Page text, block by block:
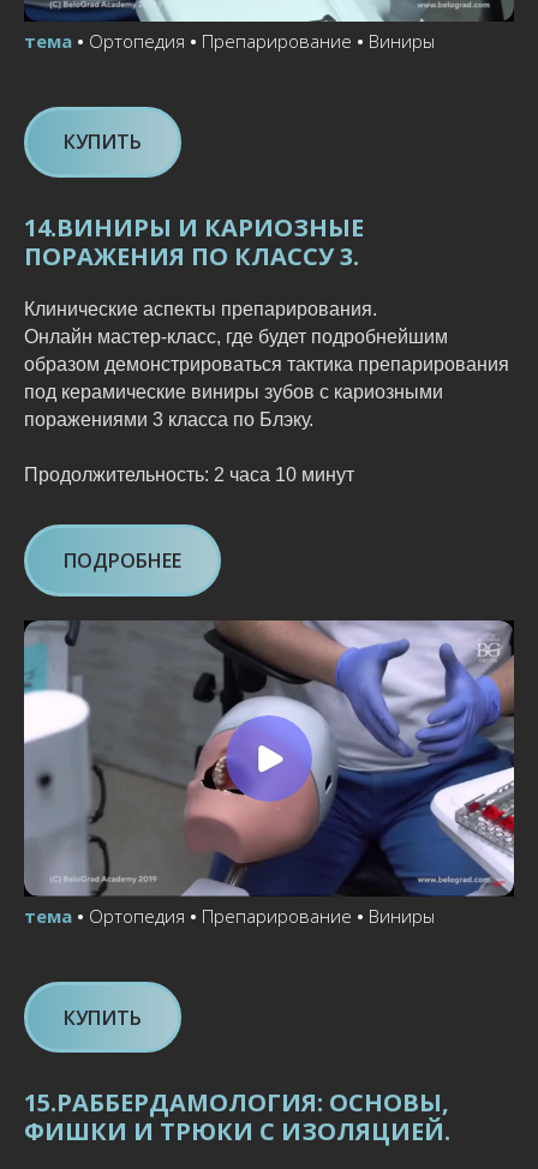
тема • Ортопедия • Препарирование • Виниры
КУПИТЬ
14.ВИНИРЫ И КАРИОЗНЫЕ
ПОРАЖЕНИЯ ПО КЛАССУ 3.
Клинические аспекты препарирования.
Онлайн мастер-класс, где будет подробнейшим
образом демонстрироваться тактика препарирования
под керамические виниры зубов с кариозными
поражениями 3 класса по Блэку.
Продолжительность: 2 часа 10 минут
ПОДРОБНЕЕ
тема • Ортопедия • Препарирование • Виниры
КУПИТЬ
15.РАББЕРДАМОЛОГИЯ: ОСНОВЫ,
ФИШКИ И ТРЮКИ С ИЗОЛЯЦИЕЙ.